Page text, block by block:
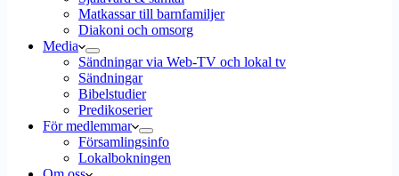
Matkassar till barnfamiljer
Diakoni och omsorg
Media
Sändningar via Web-TV och lokal tv
Sändningar
Bibelstudier
Predikoserier
För medlemmar
Församlingsinfo
Lokalbokningen